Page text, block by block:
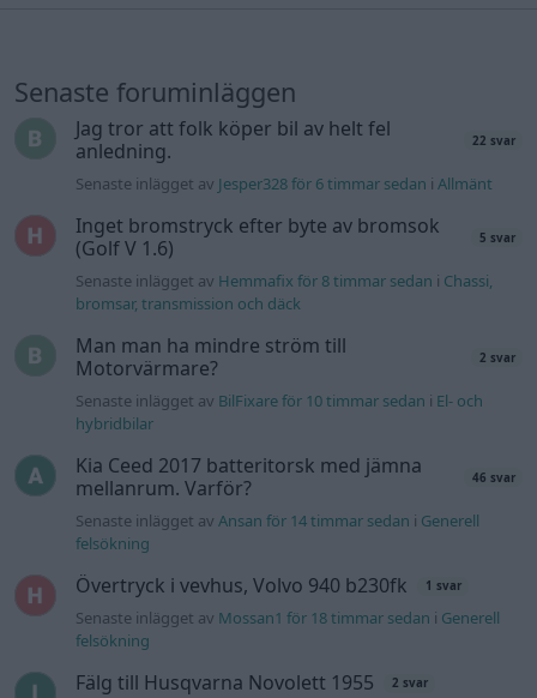
Senaste foruminläggen
Jag tror att folk köper bil av helt fel
anledning.
22 svar
Senaste inlägget av Jesper328 för 6 timmar sedan iAllmänt
Inget bromstryck efter byte av bromsok
(Golf V 1.6)
5 svar
Senaste inlägget av Hemmafix för 8 timmar sedan i Chassi,
bromsar, transmission och däck
Man man ha mindre ström till
Motorvärmare?
2 svar
Senaste inlägget av BilFixare för 10 timmar sedan i El- och
hybridbilar
Kia Ceed 2017 batteritorsk med jämna
mellanrum. Varför?
46 svar
Senaste inlägget avAnsan för 14 timmar sedan i Generell
felsökning
Övertryck i vevhus, Volvo 940 b230fk 1 svar
Senaste inlägget av Mossan1 för 18 timmar sedan i Generell
felsökning
Fälg till Husqvarna Novolett 1955 2 svar